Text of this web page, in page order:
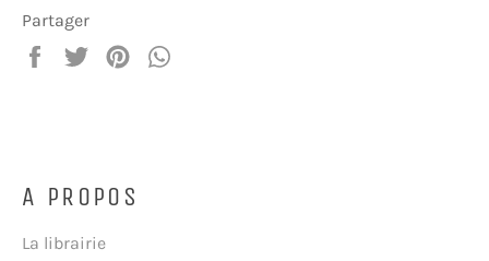
Partager
PartagerTweeterÉpingler
A PROPOS
La librairie